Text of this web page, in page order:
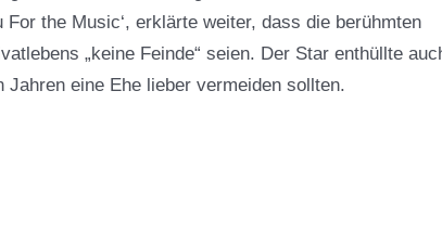
For the Music‘, erklärte weiter, dass die berühmten
„keine Feinde“ seien. Der Star enthüllte
eine Ehe lieber vermeiden sollten.